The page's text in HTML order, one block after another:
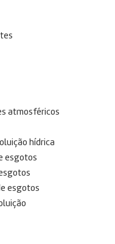
atmosféricos
hídrica
esgotos
esgotos